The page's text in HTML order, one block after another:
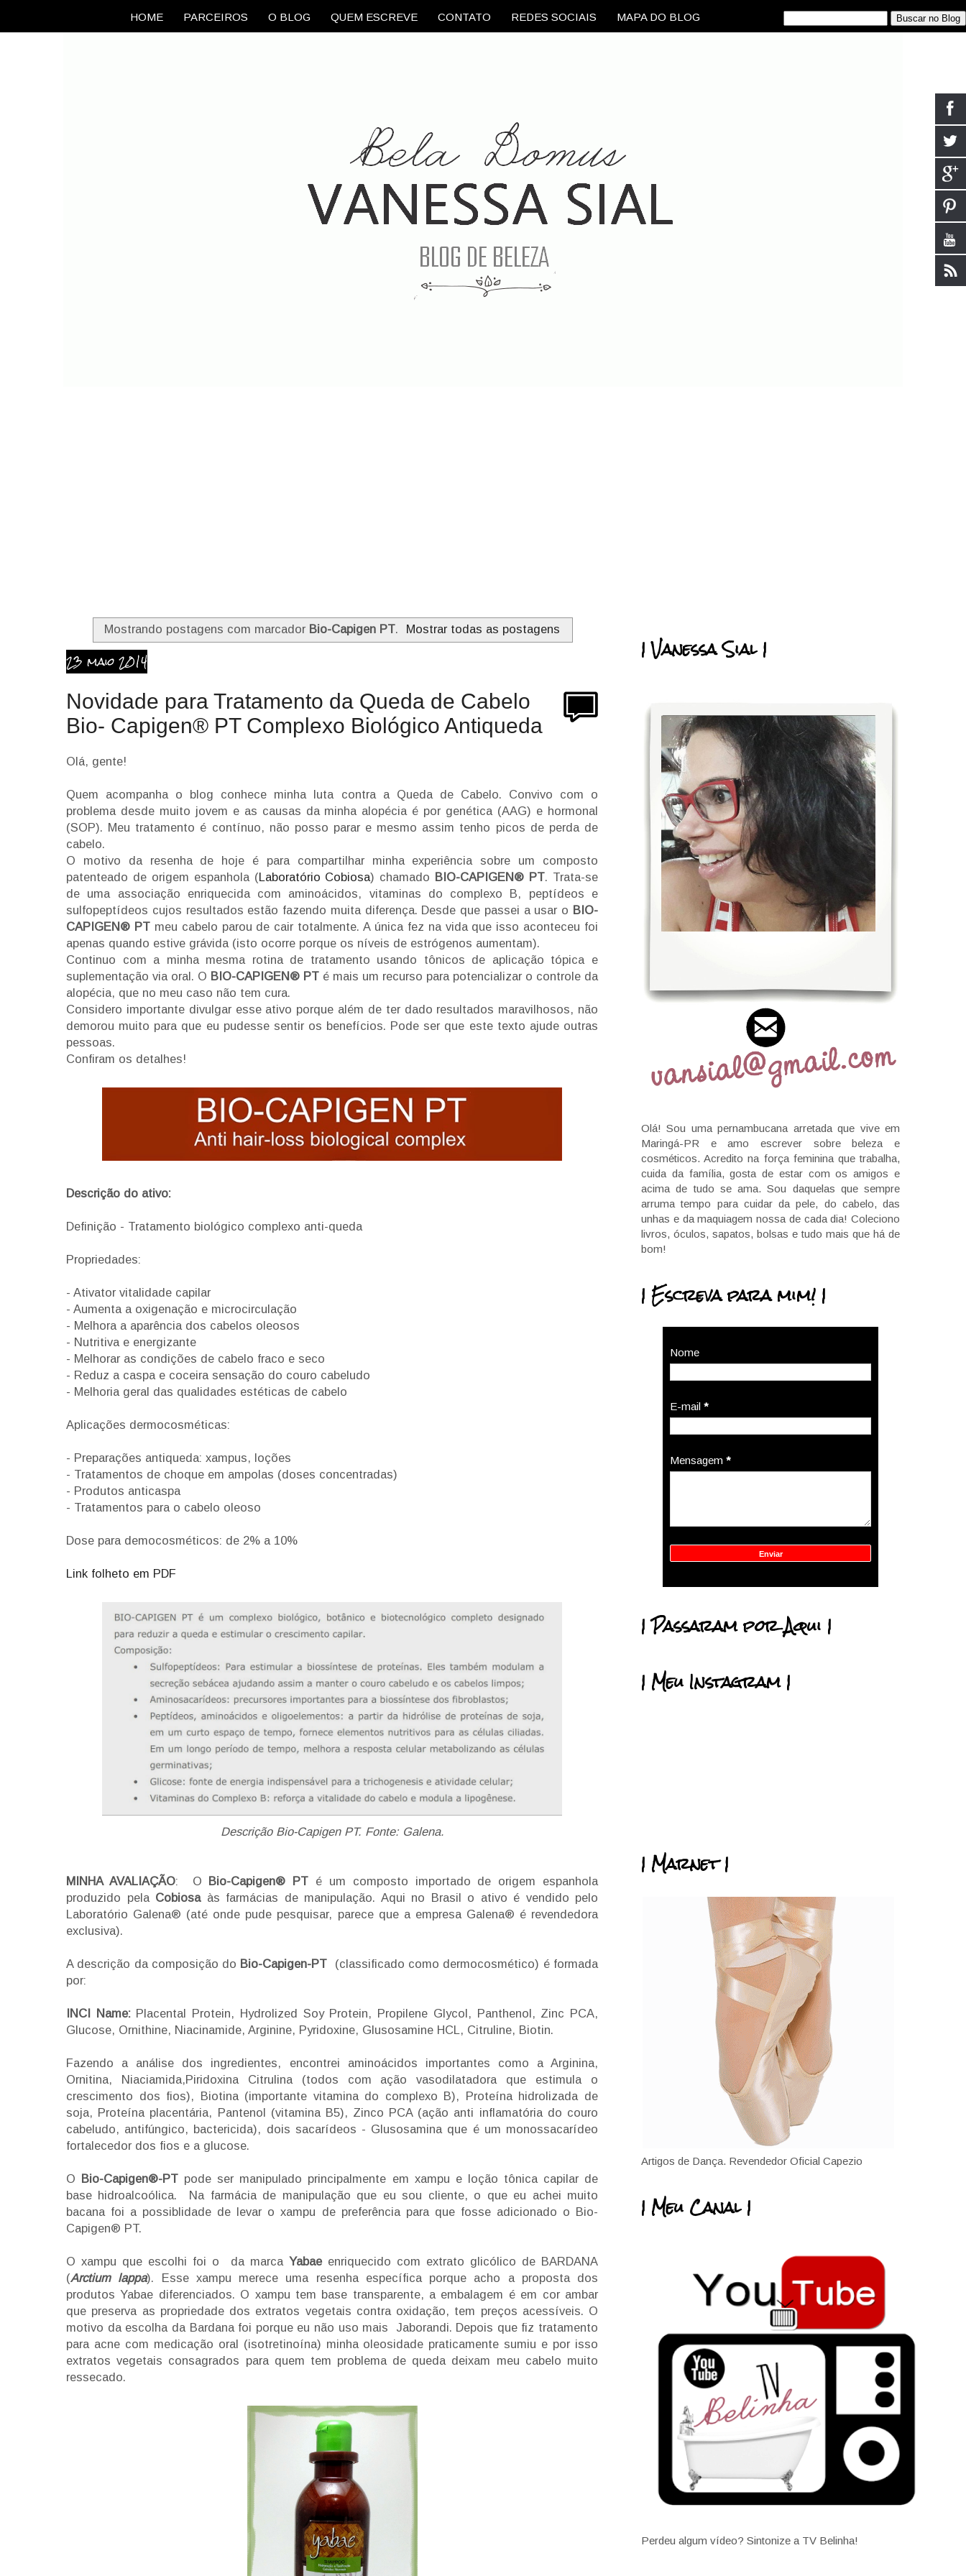
HOME PARCEIROS O BLOG QUEM ESCREVE CONTATO REDES SOCIAIS MAPA DO BLOG
Mostrando postagens com marcador Bio-Capigen PT. Mostrar todas as postagens
23 maio 2014
Novidade para Tratamento da Queda de Cabelo
Bio- Capigen® PT Complexo Biológico Antiqueda
Olá, gente!
Quem acompanha o blog conhece minha luta contra a Queda de Cabelo. Convivo com o
problema desde muito jovem e as causas da minha alopécia é por genética (AAG) e hormonal
(SOP). Meu tratamento é contínuo, não posso parar e mesmo assim tenho picos de perda de
cabelo.
O motivo da resenha de hoje é para compartilhar minha experiência sobre um composto
patenteado de origem espanhola (Laboratório Cobiosa) chamado BIO-CAPIGEN® PT. Trata-se
de uma associação enriquecida com aminoácidos, vitaminas do complexo B, peptídeos e
sulfopeptídeos cujos resultados estão fazendo muita diferença. Desde que passei a usar o BIO-
CAPIGEN® PTmeu cabelo parou de cair totalmente. A única fez na vida que isso aconteceu foi
apenas quando estive grávida (isto ocorre porque os níveis de estrógenos aumentam).
Continuo com a minha mesma rotina de tratamento usando tônicos de aplicação tópica e
suplementação via oral. O BIO-CAPIGEN® PT é mais um recurso para potencializar o controle da
alopécia, que no meu caso não tem cura.
Considero importante divulgar esse ativo porque além de ter dado resultados maravilhosos, não
demorou muito para que eu pudesse sentir os benefícios. Pode ser que este texto ajude outras
pessoas.
Confiram os detalhes!
Descrição do ativo:
Definição - Tratamento biológico complexo anti-queda
Propriedades:
- Ativator vitalidade capilar
- Aumenta a oxigenação e microcirculação
- Melhora a aparência dos cabelos oleosos
- Nutritiva e energizante
- Melhorar as condições de cabelo fraco e seco
- Reduz a caspa e coceira sensação do couro cabeludo
- Melhoria geral das qualidades estéticas de cabelo
Aplicações dermocosméticas:
- Preparações antiqueda: xampus, loções
- Tratamentos de choque em ampolas (doses concentradas)
- Produtos anticaspa
- Tratamentos para o cabelo oleoso
Dose para democosméticos: de 2% a 10%
Link folheto em PDF
Descrição Bio-Capigen PT. Fonte: Galena.
MINHA AVALIAÇÃO: O Bio-Capigen® PT é um composto importado de origem espanhola
produzido pela Cobiosaàs farmácias de manipulação. Aqui no Brasil o ativo é vendido pelo
Laboratório Galena® (até onde pude pesquisar, parece que a empresa Galena® é revendedora
exclusiva).
A descrição da composição do Bio-Capigen-PT (classificado como dermocosmético) é formada
por:
INCI Name:Placental Protein, Hydrolized Soy Protein, Propilene Glycol, Panthenol, Zinc PCA,
Glucose, Ornithine, Niacinamide, Arginine, Pyridoxine, Glusosamine HCL, Citruline, Biotin.
Fazendo a análise dos ingredientes, encontrei aminoácidos importantes como a Arginina,
Ornitina, Niaciamida,Piridoxina Citrulina (todos com ação vasodilatadora que estimula o
crescimento dos fios), Biotina (importante vitamina do complexo B), Proteína hidrolizada de
soja, Proteína placentária, Pantenol (vitamina B5), Zinco PCA (ação anti inflamatória do couro
cabeludo, antifúngico, bactericida), dois sacarídeos - Glusosamina que é um monossacarídeo
fortalecedor dos fios e a glucose.
O Bio-Capigen®-PT pode ser manipulado principalmente em xampu e loção tônica capilar de
base hidroalcoólica. Na farmácia de manipulação que eu sou cliente, o que eu achei muito
bacana foi a possiblidade de levar o xampu de preferência para que fosse adicionado o Bio-
Capigen® PT.
O xampu que escolhi foi o da marca Yabaeenriquecido com extrato glicólico de BARDANA
(Arctium lappa). Esse xampu merece uma resenha específica porque acho a proposta dos
produtos Yabae diferenciados. O xampu tem base transparente, a embalagem é em cor ambar
que preserva as propriedade dos extratos vegetais contra oxidação, tem preços acessíveis. O
motivo da escolha da Bardana foi porque eu não uso mais Jaborandi. Depois que fiz tratamento
para acne com medicação oral (isotretinoína) minha oleosidade praticamente sumiu e por isso
extratos vegetais consagrados para quem tem problema de queda deixam meu cabelo muito
ressecado.
| Vanessa Sial |
Olá! Sou uma pernambucana arretada que vive em
Maringá-PR e amo escrever sobre beleza e
cosméticos. Acredito na força feminina que trabalha,
cuida da família, gosta de estar com os amigos e
acima de tudo se ama. Sou daquelas que sempre
arruma tempo para cuidar da pele, do cabelo, das
unhas e da maquiagem nossa de cada dia! Coleciono
livros, óculos, sapatos, bolsas e tudo mais que há de
bom!
| Escreva para mim! |
Nome
E-mail *
Mensagem *
| Passaram por Aqui |
| Meu Instagram |
| Marnet |
Artigos de Dança. Revendedor Oficial Capezio
| Meu Canal |
Perdeu algum vídeo? Sintonize a TV Belinha!